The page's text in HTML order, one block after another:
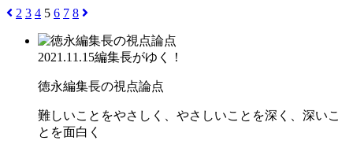
2 3 4 5 6 7 8
2021.11.15編集長がゆく！
徳永編集長の視点論点
難しいことをやさしく、やさしいことを深く、深いこ
とを面白く